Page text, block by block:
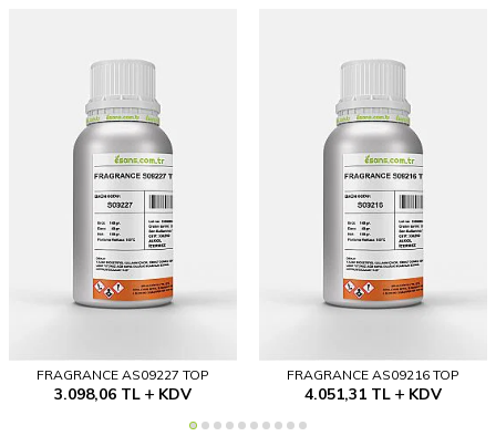
FRAGRANCE AS09227 TOP
3.098,06TL KDV
FRAGRANCE AS09216 TOP
4.051,31 TL KDV